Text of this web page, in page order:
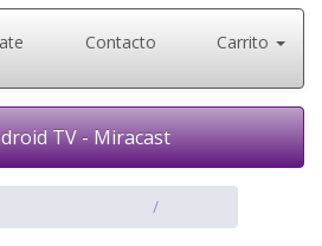
Contacto Carrito
TV - Miracast